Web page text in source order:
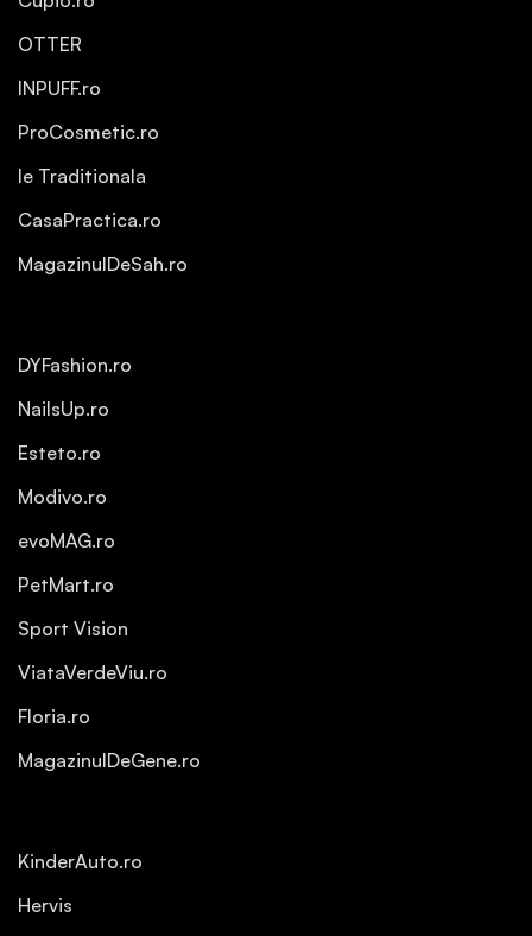
OTTER
INPUFF.ro
ProCosmetic.ro
Ie Traditionala
CasaPractica.ro
MagazinulDeSah.ro
DYFashion.ro
NailsUp.ro
Esteto.ro
Modivo.ro
evoMAG.ro
PetMart.ro
Sport Vision
ViataVerdeViu.ro
Floria.ro
MagazinulDeGene.ro
KinderAuto.ro
Hervis